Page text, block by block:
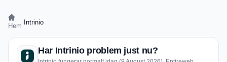
Hem Intrinio
Har Intrinio problem just nu?